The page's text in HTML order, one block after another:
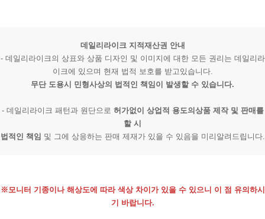
데일리라이크 지적재산권 안내
- 데일리라이크의 상표와 상품 디자인 및 이미지에 대한 모든 권리는 데일리라
이크에 있으며 현재 법적 보호를 받고있습니다.
무단 도용시 민형사상의 법적인 책임이 발생할 수 있습니다.
- 데일리라이크 패턴과 원단으로 허가없이 상업적 용도의상품 제작 및 판매를
할 시
법적인 책임 및 그에 상응하는 판매 제재가 있을 수 있음을 미리알려드립니다.
※모니터 기종이나 해상도에 따라 색상 차이가 있을 수 있으니 이 점 유의하시
기 바랍니다.